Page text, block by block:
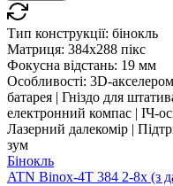
Тип конструкції: бінокль
Матриця: 384x288 пікс
Фокусна відстань: 19 мм
Особливості: 3D-
батарея | Гніздо для
електронний компас | ІЧ-
Лазерний далекомір |
зум
Бінокль
ATN Binox-4T 384 2-8x (з